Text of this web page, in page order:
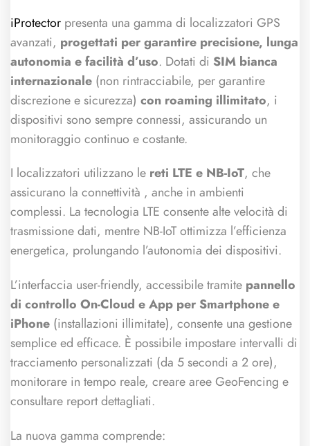
iProtector presenta una gamma di localizzatori GPS
avanzati, progettati per garantire precisione, lunga
autonomia e facilità d’uso. Dotati di SIM bianca
internazionale (non rintracciabile, per garantire
discrezione e sicurezza) con roaming illimitato, i
dispositivi sono sempre connessi, assicurando un
monitoraggio continuo e costante.
I localizzatori utilizzano le reti LTE e NB-IoT, che
assicurano la connettività , anche in ambienti
complessi. La tecnologia LTE consente alte velocità di
trasmissione dati, mentre NB-IoT ottimizza l’efficienza
energetica, prolungando l’autonomia dei dispositivi.
L’interfaccia user-friendly, accessibile tramite pannello
di controllo On-Cloud e App per Smartphone e
iPhone (installazioni illimitate), consente una gestione
semplice ed efficace. È possibile impostare intervalli di
tracciamento personalizzati (da 5 secondi a 2 ore),
monitorare in tempo reale, creare aree GeoFencing e
consultare report dettagliati.
La nuova gamma comprende: